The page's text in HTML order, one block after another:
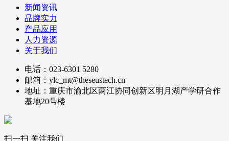
新闻资讯
品牌实力
产品应用
人力资源
关于我们
电话：023-6301 5280
邮箱：ylc_mt@theseustech.cn
地址：重庆市渝北区两江协同创新区明月湖产学研合作
基地20号楼
扫一扫 关注我们